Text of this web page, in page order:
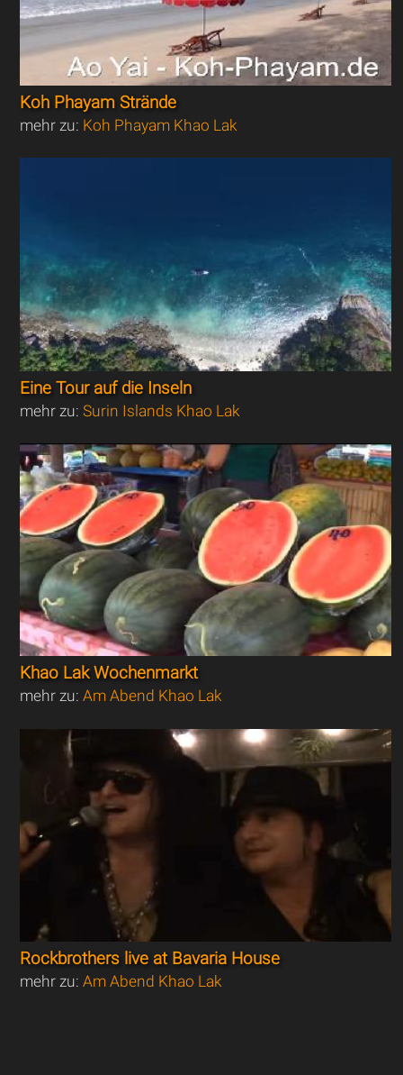
Koh Phayam Strände
mehr zu: Koh Phayam Khao Lak
Eine Tour auf die Inseln
mehr zu:Surin Islands Khao Lak
Khao Lak Wochenmarkt
mehr zu:Am Abend Khao Lak
Rockbrothers live at Bavaria House
mehr zu:Am Abend Khao Lak